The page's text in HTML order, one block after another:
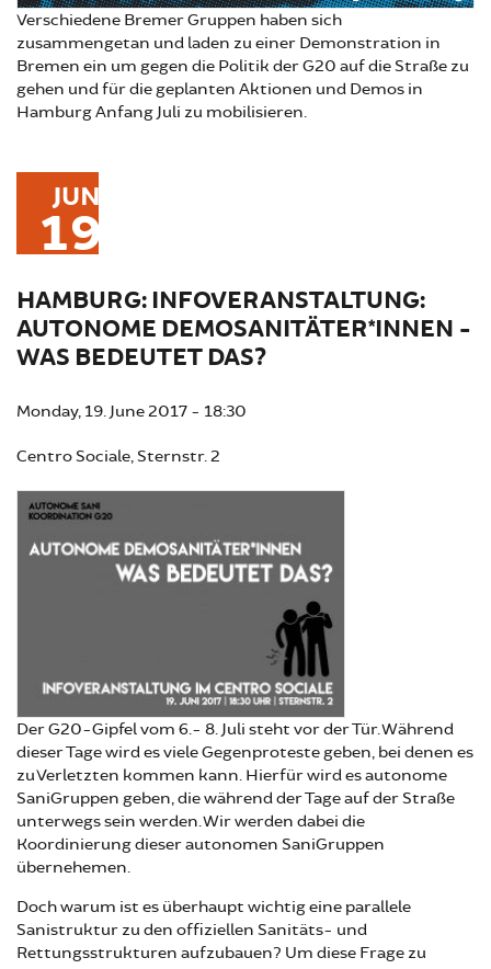
Verschiedene Bremer Gruppen haben sich
zusammengetan und laden zu einer Demonstration in
Bremen ein um gegen die Politik der G20 auf die Straße zu
gehen und für die geplanten Aktionen und Demos in
Hamburg Anfang Juli zu mobilisieren.
JUN
19
HAMBURG: INFOVERANSTALTUNG:
AUTONOME DEMOSANITÄTER*INNEN -
WAS BEDEUTET DAS?
Monday, 19. June 2017 - 18:30
Centro Sociale, Sternstr. 2
Der G20-Gipfel vom 6.- 8. Juli steht vor der Tür. Während
dieser Tage wird es viele Gegenproteste geben, bei denen es
zu Verletzten kommen kann. Hierfür wird es autonome
SaniGruppen geben, die während der Tage auf der Straße
unterwegs sein werden. Wir werden dabei die
Koordinierung dieser autonomen SaniGruppen
übernehemen.
Doch warum ist es überhaupt wichtig eine parallele
Sanistruktur zu den offiziellen Sanitäts- und
Rettungsstrukturen aufzubauen? Um diese Frage zu